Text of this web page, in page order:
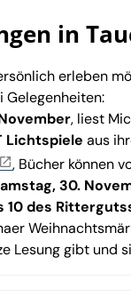
in
erleben
Gelegenheiten:
, liest
Lichtspiele aus
, Bücher können
30.
10 des
Lesung gibt und